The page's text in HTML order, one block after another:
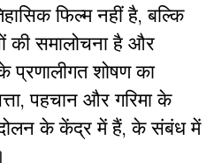
फिल्म नहीं है, बल्कि
की समालोचना है और
के प्रणालीगत शोषण का
पहचान और गरिमा के
के केंद्र में हैं, के संबंध में